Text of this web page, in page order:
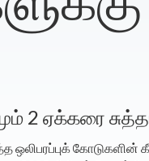
2 ஏக்கரை
கோடுகளின்